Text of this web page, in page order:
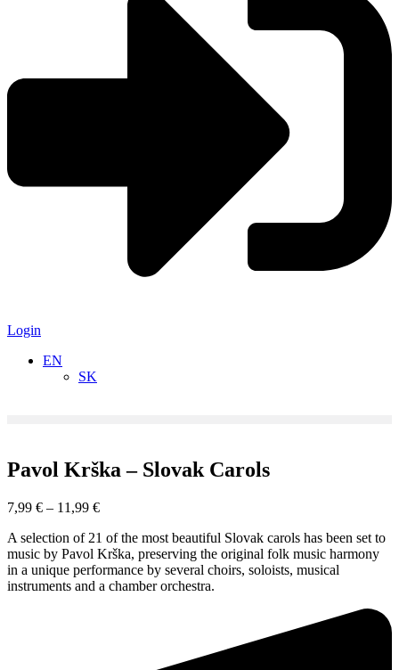
Login
EN
SK
Pavol Krška – Slovak Carols
7,99 € – 11,99 €
A selection of 21 of the most beautiful Slovak carols has been set to
music by Pavol Krška, preserving the original folk music harmony
in a unique performance by several choirs, soloists, musical
instruments and a chamber orchestra.